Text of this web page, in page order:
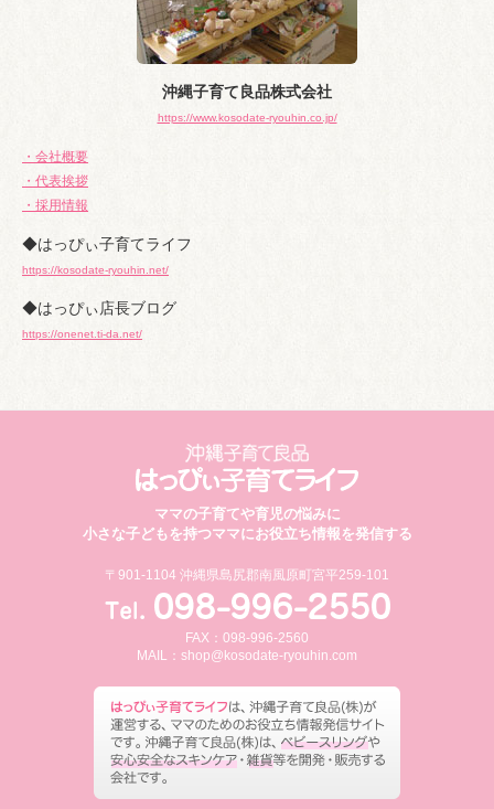
沖縄子育て良品株式会社
https://www.kosodate-ryouhin.co.jp/
・会社概要
・代表挨拶
・採用情報
◆はっぴぃ子育てライフ
https://kosodate-ryouhin.net/
◆はっぴぃ店長ブログ
https://onenet.ti-da.net/
ママの子育てや育児の悩みに
小さな子どもを持つママにお役立ち情報を発信する
〒901-1104 沖縄県島尻郡南風原町宮平259-101
FAX：098-996-2560
MAIL： shop@kosodate-ryouhin.com